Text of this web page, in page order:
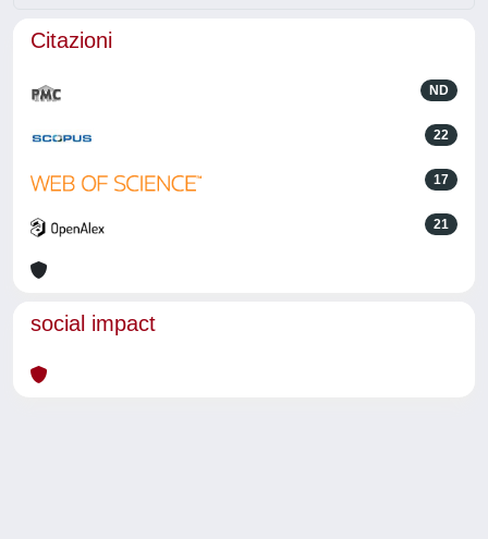
Citazioni
ND
22
17
21
social impact